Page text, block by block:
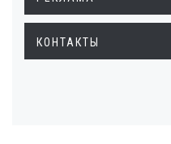
КОНТАКТЫ